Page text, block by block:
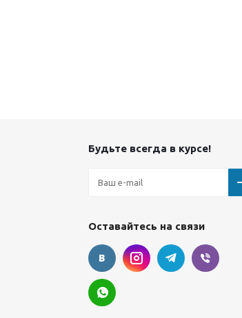
Будьте всегда в курсе!
Оставайтесь на связи